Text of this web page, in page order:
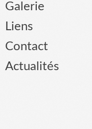
Galerie
Liens
Contact
Actualités